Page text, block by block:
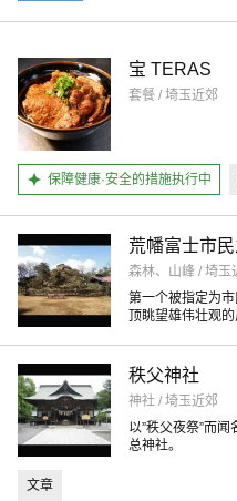
宝 TERAS
套餐 / 埼玉近郊
保障健康·安全的措施执行中
荒幡富士市
森林、山峰 / 埼玉
第一个被指定为
顶眺望雄伟壮观的
秩父神社
神社 / 埼玉近郊
以”秩父夜祭”而
总神社。
文章